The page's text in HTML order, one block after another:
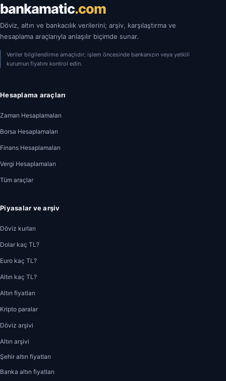
bankamatic.com
Döviz, altın ve bankacılık verilerini; arşiv, karşılaştırma ve
hesaplama araçlarıyla anlaşılır biçimde sunar.
Veriler bilgilendirme amaçlıdır; işlem öncesinde bankanızın veya yetkili
kurumun fiyatını kontrol edin.
Hesaplama araçları
Zaman Hesaplamaları
Borsa Hesaplamaları
Finans Hesaplamaları
Vergi Hesaplamaları
Tüm araçlar
Piyasalar ve arşiv
Döviz kurları
Dolar kaç TL?
Euro kaç TL?
Altın kaç TL?
Altın fiyatları
Kripto paralar
Döviz arşivi
Altın arşivi
Şehir altın fiyatları
Banka altın fiyatları